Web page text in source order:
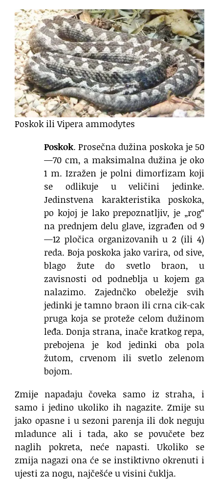
Poskok ili Vipera ammodytes
Poskok. Prosečna dužina poskoka je 50
—70 cm, a maksimalna dužina je oko
1 m. Izražen je polni dimorfizam koji
se odlikuje u veličini jedinke.
Jedinstvena karakteristika poskoka,
po kojoj je lako prepoznatljiv, je „rog“
na prednjem delu glave, izgrađen od 9
—12 pločica organizovanih u 2 (ili 4)
reda. Boja poskoka jako varira, od sive,
blago žute do svetlo braon, u
zavisnosti od podneblja u kojem ga
nalazimo. Zajednčko obeležje svih
jedinki je tamno braon ili crna cik-cak
pruga koja se proteže celom dužinom
leđa. Donja strana, inače kratkog repa,
prebojena je kod jedinki oba pola
žutom, crvenom ili svetlo zelenom
bojom.
Zmije napadaju čoveka samo iz straha, i
samo i jedino ukoliko ih nagazite. Zmije su
jako opasne i u sezoni parenja ili dok neguju
mladunce ali i tada, ako se povučete bez
naglih pokreta, neće napasti. Ukoliko se
zmija nagazi ona će se instiktivno okrenuti i
ujesti za nogu, najčešće u visini čuklja.